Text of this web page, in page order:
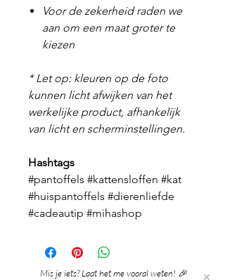
Voor de zekerheid raden we
aan om een maat groter te
kiezen
* Let op: kleuren op de foto
kunnen licht afwijken van het
werkelijke product, afhankelijk
van licht en scherminstellingen.
Hashtags
#pantoffels #kattensloffen #kat
#huispantoffels #dierenliefde
#cadeautip #mihashop
Mis je iets? Laat het me vooral weten! 🎉